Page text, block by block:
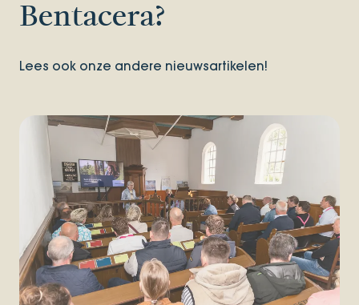
Bentacera?
Lees ook onze andere nieuwsartikelen!